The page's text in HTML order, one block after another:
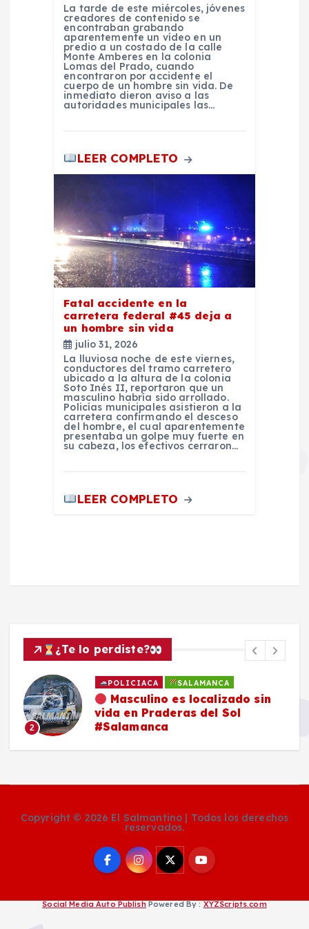
La tarde de este miércoles, jóvenes
creadores de contenido se
encontraban grabando
aparentemente un vídeo en un
predio a un costado de la calle
Monte Amberes en la colonia
Lomas del Prado, cuando
encontraron por accidente el
cuerpo de un hombre sin vida. De
inmediato dieron aviso a las
autoridades municipales las…
LEER COMPLETO
Fatal accidente en la
carretera federal #45 deja a
un hombre sin vida
julio 31, 2026
La lluviosa noche de este viernes,
conductores del tramo carretero
ubicado a la altura de la colonia
Soto Inés II, reportaron que un
masculino habría sido arrollado.
Policías municipales asistieron a la
carretera confirmando el desceso
del hombre, el cual aparentemente
presentaba un golpe muy fuerte en
su cabeza, los efectivos cerraron…
LEER COMPLETO
¿Te lo perdiste?
2
POLICIACA SALAMANCA
Masculino es localizado sin
vida en Praderas del Sol
#Salamanca
Copyright © 2026 El Salmantino | Todos los derechos
reservados.
Social Media Auto Publish Powered By : XYZScripts.com